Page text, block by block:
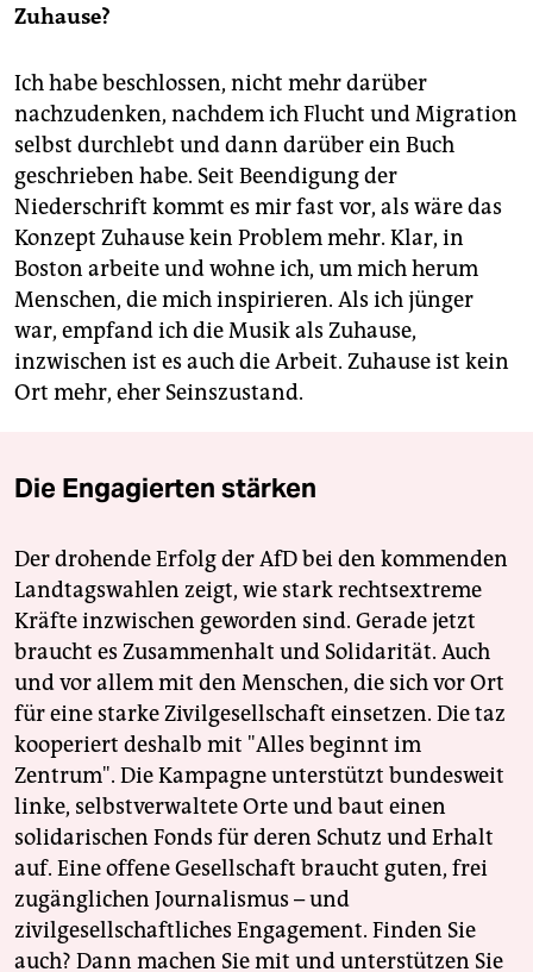
Zuhause?
Ich habe beschlossen, nicht mehr darüber
nachzudenken, nachdem ich Flucht und Migration
selbst durchlebt und dann darüber ein Buch
geschrieben habe. Seit Beendigung der
Niederschrift kommt es mir fast vor, als wäre das
Konzept Zuhause kein Problem mehr. Klar, in
Boston arbeite und wohne ich, um mich herum
Menschen, die mich inspirieren. Als ich jünger
war, empfand ich die Musik als Zuhause,
inzwischen ist es auch die Arbeit. Zuhause ist kein
Ort mehr, eher Seinszustand.
Die Engagierten stärken
Der drohende Erfolg der AfD bei den kommenden
Landtagswahlen zeigt, wie stark rechtsextreme
Kräfte inzwischen geworden sind. Gerade jetzt
braucht es Zusammenhalt und Solidarität. Auch
und vor allem mit den Menschen, die sich vor Ort
für eine starke Zivilgesellschaft einsetzen. Die taz
kooperiert deshalb mit "Alles beginnt im
Zentrum". Die Kampagne unterstützt bundesweit
linke, selbstverwaltete Orte und baut einen
solidarischen Fonds für deren Schutz und Erhalt
auf. Eine offene Gesellschaft braucht guten, frei
zugänglichen Journalismus – und
zivilgesellschaftliches Engagement. Finden Sie
auch? Dann machen Sie mit und unterstützen Sie